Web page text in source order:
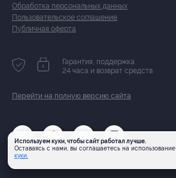
Используем куки, чтобы сайт работал лучше.
Оставаясь с нами, вы соглашаетесь на использование
куки.
Обработка персональных данных
Пользовательское соглашение
Публичная оферта
Гарантия, поддержка
24 часа и возврат средств
Перейти на полную версию сайта